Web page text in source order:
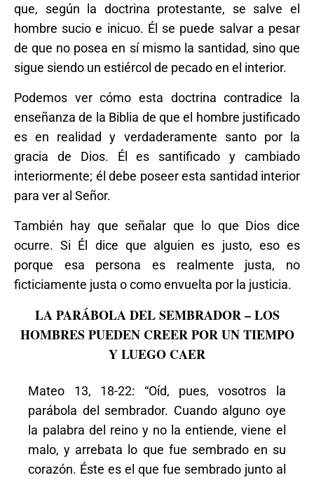
que, según la doctrina protestante, se salve el
hombre sucio e inicuo. Él se puede salvar a pesar
de que no posea en sí mismo la santidad, sino que
sigue siendo un estiércol de pecado en el interior.
Podemos ver cómo esta doctrina contradice la
enseñanza de la Biblia de que el hombre justificado
es en realidad y verdaderamente santo por la
gracia de Dios. Él es santificado y cambiado
interiormente; él debe poseer esta santidad interior
para ver al Señor.
También hay que señalar que lo que Dios dice
ocurre. Si Él dice que alguien es justo, eso es
porque esa persona es realmente justa, no
ficticiamente justa o como envuelta por la justicia.
LA PARÁBOLA DEL SEMBRADOR – LOS
HOMBRES PUEDEN CREER POR UN TIEMPO
Y LUEGO CAER
Mateo 13, 18-22: “Oíd, pues, vosotros la
parábola del sembrador. Cuando alguno oye
la palabra del reino y no la entiende, viene el
malo, y arrebata lo que fue sembrado en su
corazón. Éste es el que fue sembrado junto al